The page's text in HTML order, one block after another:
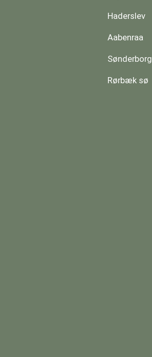
Haderslev
Aabenraa
Sønderborg
Rørbæk sø